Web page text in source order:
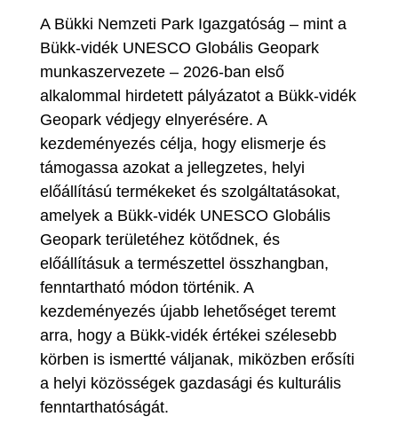
A Bükki Nemzeti Park Igazgatóság – mint a
Bükk-vidék UNESCO Globális Geopark
munkaszervezete – 2026-ban első
alkalommal hirdetett pályázatot a Bükk-vidék
Geopark védjegy elnyerésére. A
kezdeményezés célja, hogy elismerje és
támogassa azokat a jellegzetes, helyi
előállítású termékeket és szolgáltatásokat,
amelyek a Bükk-vidék UNESCO Globális
Geopark területéhez kötődnek, és
előállításuk a természettel összhangban,
fenntartható módon történik. A
kezdeményezés újabb lehetőséget teremt
arra, hogy a Bükk-vidék értékei szélesebb
körben is ismertté váljanak, miközben erősíti
a helyi közösségek gazdasági és kulturális
fenntarthatóságát.